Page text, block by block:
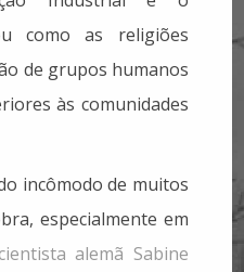
como as religiões
de grupos humanos
às comunidades
incômodo de muitos
especialmente em
alemã Sabine